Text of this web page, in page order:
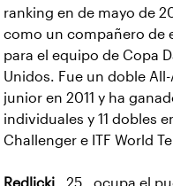
ranking en de mayo de
como un compañero de
para el equipo de Copa
Unidos. Fue un doble
junior en 2011 y ha
individuales y 11 dobles
Challenger e ITF World
Redlicki , 25 , ocupa el